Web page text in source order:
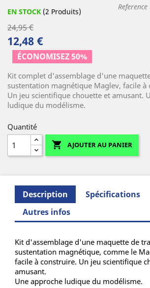
EN STOCK (2 Produits)
24,95 €
12,48 €
ÉCONOMISEZ 50%
Kit complet d'assemblage d'une
sustentation magnétique Maglev, facile à
Un jeu scientifique chouette et amusant.
ludique du modélisme.
Quantité
 AJOUTER AU PANIER
Description Spécifications
Autres infos
Kit d'assemblage d'une maquette de
sustentation magnétique, comme le
facile à construire. Un jeu scientifique
amusant.
Une approche ludique du modélisme.